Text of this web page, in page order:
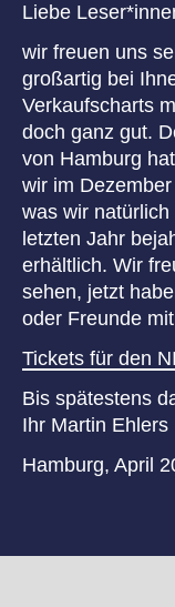
Liebe
wir freuen uns
großartig bei
Verkaufscharts
doch ganz gut.
von Hamburg
wir im
was wir
letzten Jahr
erhältlich. Wir
sehen, jetzt
oder Freunde
Tickets für den
Bis spätestens
Ihr Martin Ehlers
Hamburg, April